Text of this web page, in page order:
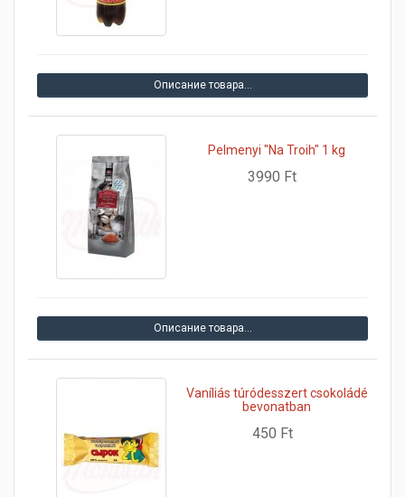
Описание товара…
Pelmenyi "Na Troih" 1 kg
3990 Ft
Описание товара…
Vaníliás túródesszert csokoládé
bevonatban
450 Ft